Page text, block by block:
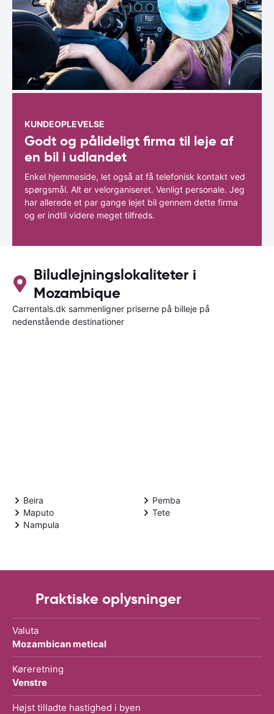
KUNDEOPLEVELSE
Godt og pålideligt firma til leje af
en bil i udlandet
Enkel hjemmeside, let også at få telefonisk kontakt ved
spørgsmål. Alt er velorganiseret. Venligt personale. Jeg
har allerede et par gange lejet bil gennem dette firma
og er indtil videre meget tilfreds.
Biludlejningslokaliteter i
Mozambique
Carrentals.dk sammenligner priserne på billeje på
nedenstående destinationer
Beira
Maputo
Nampula
Pemba
Tete
Praktiske oplysninger
Valuta
Mozambican metical
Køreretning
Venstre
Højst tilladte hastighed i byen